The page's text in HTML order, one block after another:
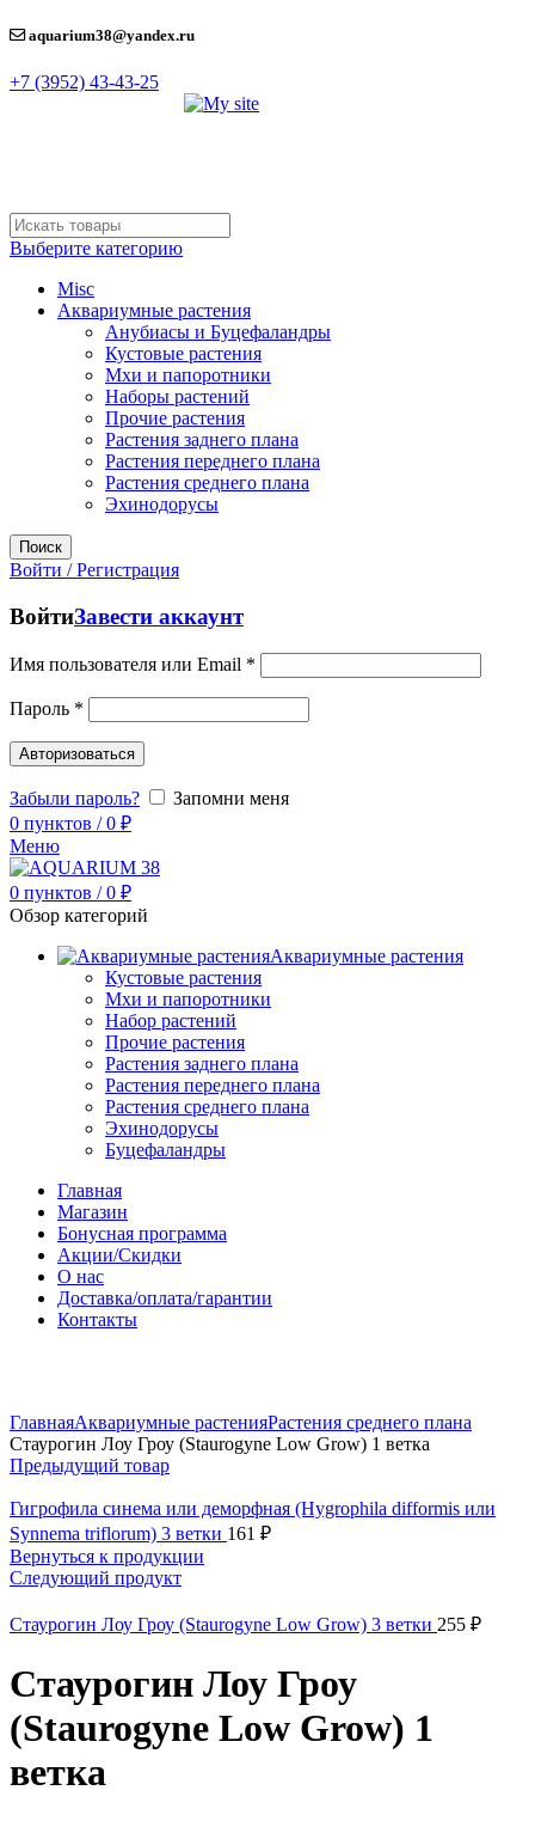
aquarium38@yandex.ru
+7 (3952) 43-43-25
Выберите категорию
Misc
Аквариумные растения
Анубиасы и Буцефаландры
Кустовые растения
Мхи и папоротники
Наборы растений
Прочие растения
Растения заднего плана
Растения переднего плана
Растения среднего плана
Эхинодорусы
Поиск
Войти / Регистрация
ВойтиЗавести аккаунт
Имя пользователя или Email *
Пароль *
Авторизоваться
Забыли пароль?
Запомни меня
0 пунктов / 0 ₽
Меню
0 пунктов / 0 ₽
Обзор категорий
Аквариумные растения
Кустовые растения
Мхи и папоротники
Набор растений
Прочие растения
Растения заднего плана
Растения переднего плана
Растения среднего плана
Эхинодорусы
Буцефаландры
Главная
Магазин
Бонусная программа
Акции/Скидки
О нас
Доставка/оплата/гарантии
Контакты
ГлавнаяАквариумные растенияРастения среднего плана
Стаурогин Лоу Гроу (Staurogyne Low Grow) 1 ветка
Предыдущий товар
Гигрофила синема или деморфная (Hygrophila difformis или
Synnema triflorum) 3 ветки 161 ₽
Вернуться к продукции
Следующий продукт
Стаурогин Лоу Гроу (Staurogyne Low Grow) 3 ветки 255 ₽
Стаурогин Лоу Гроу
(Staurogyne Low Grow) 1
ветка